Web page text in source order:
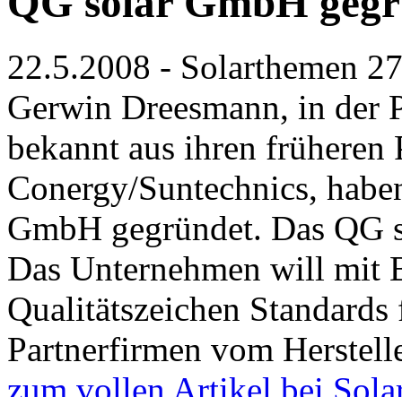
22.5.2008 - Solarthemen
Gerwin Dreesmann, in der
bekannt aus ihren
Conergy/Suntechnics,
GmbH gegründet. Das QG
Das Unternehmen will mit
Qualitätszeichen
Partnerfirmen vom
zum vollen Artikel bei